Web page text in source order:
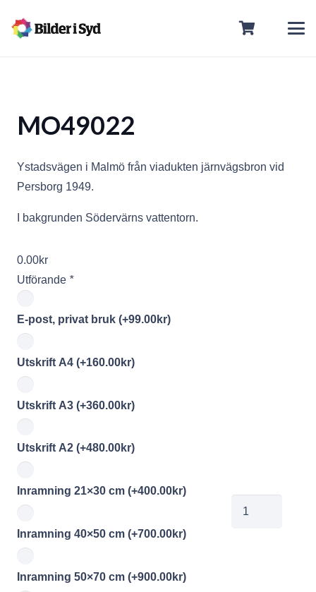
MO49022
Ystadsvägen i Malmö från viadukten järnvägsbron vid
Persborg 1949.
I bakgrunden Södervärns vattentorn.
0.00kr
Utförande *
E-post, privat bruk (+99.00kr)
Utskrift A4 (+160.00kr)
Utskrift A3 (+360.00kr)
Utskrift A2 (+480.00kr)
Inramning 21×30 cm (+400.00kr)
Inramning 40×50 cm (+700.00kr)
Inramning 50×70 cm (+900.00kr)